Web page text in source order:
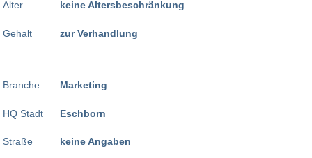
Alter
Gehalt
keine Altersbeschränkung
zur Verhandlung
Branche
HQ Stadt
Straße
Marketing
Eschborn
keine Angaben